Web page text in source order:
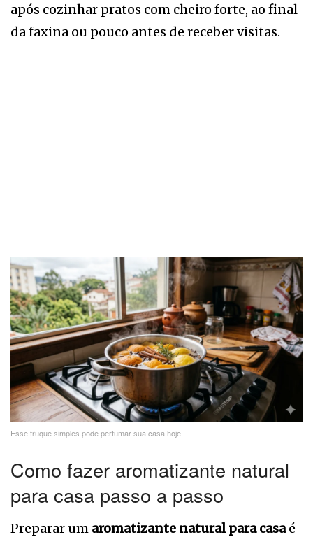
após cozinhar pratos com cheiro forte, ao final
da faxina ou pouco antes de receber visitas.
Esse truque simples pode perfumar sua casa hoje
Como fazer aromatizante natural
para casa passo a passo
Preparar um aromatizante natural para casaé